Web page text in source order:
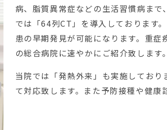
病、脂質異常症などの生活習慣病ま
では「64列CT」を導入しております
患の早期発見が可能になります。重
の総合病院に速やかにご紹介致します
当院では「発熱外来」も実施してお
て対応致します。また予防接種や健